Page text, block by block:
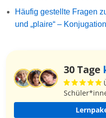
Häufig gestellte Fragen
und „plaire“ – Konjugation
30 Tage